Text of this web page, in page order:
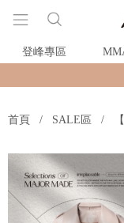
登峰專區
首頁 SALE區